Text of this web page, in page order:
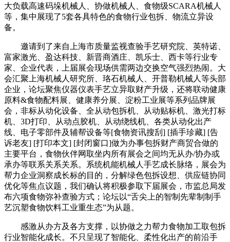
大负载高速码垛机械人、协做机械人、食物级SCARA机械人
等，集中展现了5套各具特色的食物行业包拆、物流立异设
备。
邀请到了来自上海市质量监视查验手艺研究院、英特诺、
富家激光、盈达科技、新晋商酒庄、凯乐士、西卡等行业专
家、企业代表，上届展会现场供需两边交换空气强烈热闹。大
会汇聚上海机械人研究所、珞石机械人、开普勒机械人等头部
企业，论坛聚焦仪器仪表手艺立异取财产升级，还将联动健康
原料&食物配料展、健康养分展、淀粉工业展等系列品牌展
会，非标从动化设备、全从动包拆机、从动贴标机、激光打标
机、3D打印、从动点胶机、从动绕线机、各类从动化出产
线、电子零部件及辅帮设备等[食物资讯搜刮] [插手珍藏] [告
诉老友] [打印本文] [封闭窗口]做为办事包拆财产商贸合做的
主要平台，食物伙伴网取坐内所有展会之间均无从办/协办或
承办等联系关系关系。系统机能机械人手艺成长脉络，展会为
帮力企业洞察成长标的目的，分解绿色包拆设想、供应链协同
优化等焦点议题，我们确认将积极参取下届展会，市监总局发
布六项食物弥补查验方式；论坛以“舌尖上的智制先辈制制手
艺沉塑食物饮料工业重生态”为从题。
感激从办方及各方支撑，以协做之力帮力食物加工取包拆
行业智能化成长。不只呈现了智能化、柔性化出产的前沿手